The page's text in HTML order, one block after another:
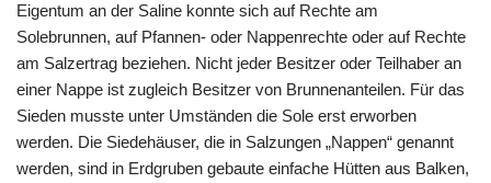
Eigentum an der Saline konnte sich auf Rechte am
Solebrunnen, auf Pfannen- oder Nappenrechte oder auf Rechte
am Salzertrag beziehen. Nicht jeder Besitzer oder Teilhaber an
einer Nappe ist zugleich Besitzer von Brunnenanteilen. Für das
Sieden musste unter Umständen die Sole erst erworben
werden. Die Siedehäuser, die in Salzungen „Nappen“ genannt
werden, sind in Erdgruben gebaute einfache Hütten aus Balken,